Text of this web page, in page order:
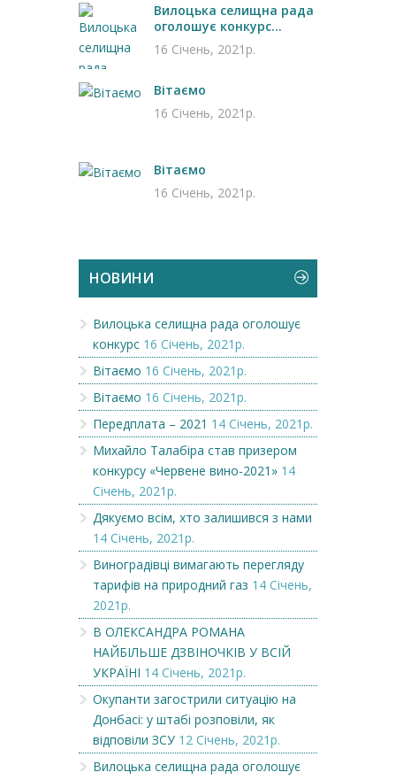
Вилоцька селищна рада
оголошує конкурс...
16 Січень, 2021р.
Вітаємо
16 Січень, 2021р.
Вітаємо
16 Січень, 2021р.
НОВИНИ
Вилоцька селищна рада оголошує
конкурс 16 Січень, 2021р.
Вітаємо 16 Січень, 2021р.
Вітаємо 16 Січень, 2021р.
Передплата – 2021 14 Січень, 2021р.
Михайло Талабіра став призером
конкурсу «Червене вино-2021» 14
Січень, 2021р.
Дякуємо всім, хто залишився з нами
14 Січень, 2021р.
Виноградівці вимагають перегляду
тарифів на природний газ 14 Січень,
2021р.
В ОЛЕКСАНДРА РОМАНА
НАЙБІЛЬШЕ ДЗВІНОЧКІВ У ВСІЙ
УКРАЇНІ 14 Січень, 2021р.
Окупанти загострили ситуацію на
Донбасі: у штабі розповіли, як
відповіли ЗСУ 12 Січень, 2021р.
Вилоцька селищна рада оголошує